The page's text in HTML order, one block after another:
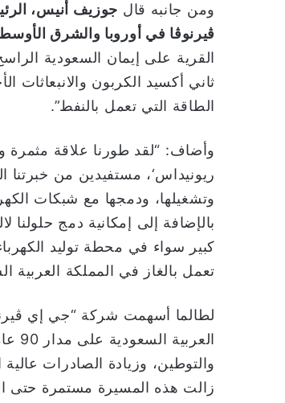
ومن جانبه قال جوزيف أنيس،
ڤيرنوڤا في أوروبا والشرق الأوسط
القرية على إيمان السعودية
ثاني أكسيد الكربون
الطاقة التي تعمل بالنفط”.
وأضاف: “لقد طورنا علاقة
ريونيداس‘، مستفيدين من خبرتنا
وتشغيلها، ودمجها مع شبكات
بالإضافة إلى إمكانية دمج حلولنا
كبير سواء في محطة توليد
تعمل بالغاز في المملكة العربية
لطالما أسهمت شركة “جي إي
والتوطين، وزيادة الصادرات
زالت هذه المسيرة مستمرة حتى